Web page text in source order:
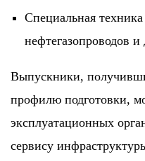
Специальная техника
нефтегазопроводов
Выпускники,
профилю подготовки,
эксплуатационных
сервису